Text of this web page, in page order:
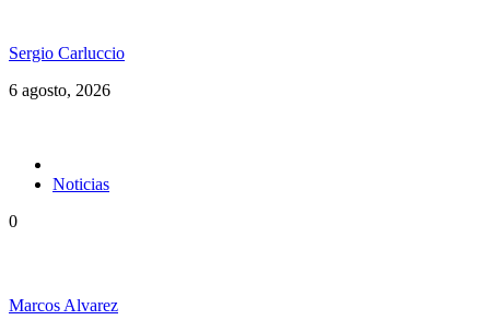
Sergio Carluccio
6 agosto, 2026
Noticias
0
Marcos Alvarez